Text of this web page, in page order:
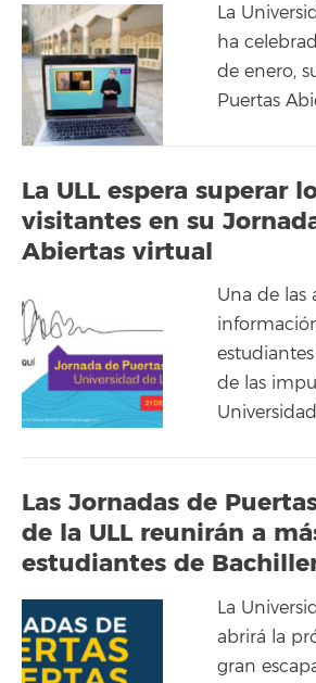
La
ha
de enero,
Puertas
La ULL espera superar
visitantes en su
Abiertas virtual
Una de las
de las
Las Jornadas de
de la ULL reunirán a
estudiantes de
La
abrirá la
gran